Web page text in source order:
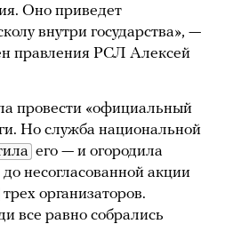
Оно приведет
внутри государства», —
правления РСЛ Алексей
провести «официальный
Но служба национальной
его — и огородила
несогласованной акции
трех организаторов.
все равно собрались